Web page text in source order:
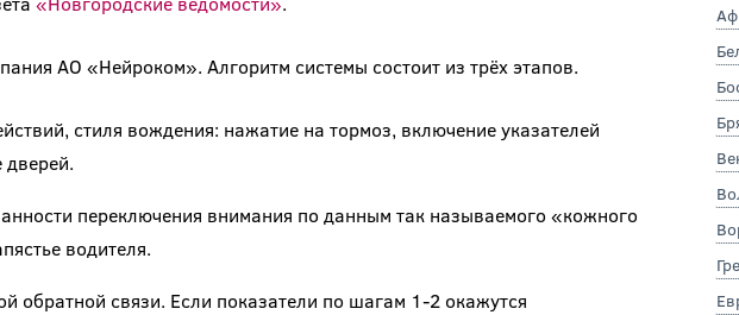
АО «Нейроком». Алгоритм системы состоит из трёх этапов.
стиля вождения: нажатие на тормоз, включение указателей
дверей.
переключения внимания по данным так называемого «кожного
водителя.
обратной связи. Если показатели по шагам 1-2 окажутся